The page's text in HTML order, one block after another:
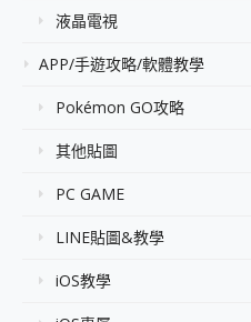
液晶電視
APP/手遊攻略/軟體教學
Pokémon GO攻略
其他貼圖
PC GAME
LINE貼圖&教學
iOS教學